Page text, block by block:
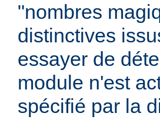
"nombres
distinctives
essayer de
module n'est
spécifié par la